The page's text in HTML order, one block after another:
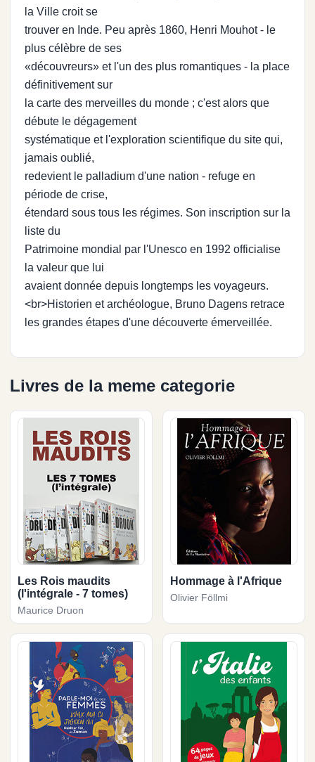
la Ville croit se
trouver en Inde. Peu après 1860, Henri Mouhot - le
plus célèbre de ses
«découvreurs» et l'un des plus romantiques - la place
définitivement sur
la carte des merveilles du monde ; c'est alors que
débute le dégagement
systématique et l'exploration scientifique du site qui,
jamais oublié,
redevient le palladium d'une nation - refuge en
période de crise,
étendard sous tous les régimes. Son inscription sur la
liste du
Patrimoine mondial par l'Unesco en 1992 officialise
la valeur que lui
avaient donnée depuis longtemps les voyageurs.
<br>Historien et archéologue, Bruno Dagens retrace
les grandes étapes d'une découverte émerveillée.
Livres de la meme categorie
Les Rois maudits
(l'intégrale - 7 tomes)
Maurice Druon
Hommage à l'Afrique
Olivier Föllmi